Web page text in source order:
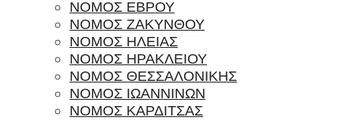
ΝΟΜΟΣ ΕΒΡΟΥ
ΝΟΜΟΣ ΖΑΚΥΝΘΟΥ
ΝΟΜΟΣ ΗΛΕΙΑΣ
ΝΟΜΟΣ ΗΡΑΚΛΕΙΟΥ
ΝΟΜΟΣ ΘΕΣΣΑΛΟΝΙΚΗΣ
ΝΟΜΟΣ ΙΩΑΝΝΙΝΩΝ
ΝΟΜΟΣ ΚΑΡΔΙΤΣΑΣ